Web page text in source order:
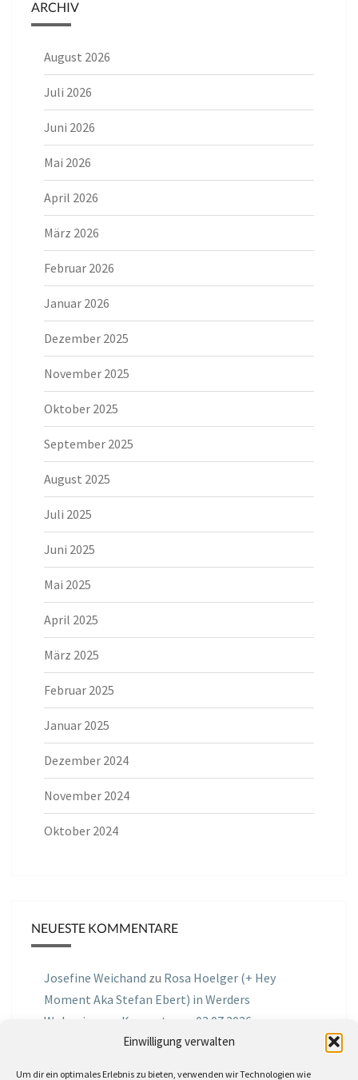
Einwilligung verwalten
Um dir ein optimales Erlebnis zu bieten, verwenden wir Technologien wie
ARCHIV
August 2026
Juli 2026
Juni 2026
Mai 2026
April 2026
März 2026
Februar 2026
Januar 2026
Dezember 2025
November 2025
Oktober 2025
September 2025
August 2025
Juli 2025
Juni 2025
Mai 2025
April 2025
März 2025
Februar 2025
Januar 2025
Dezember 2024
November 2024
Oktober 2024
NEUESTE KOMMENTARE
Josefine Weichand zu Rosa Hoelger (+ Hey
Moment Aka Stefan Ebert) in Werders
Wohnzimmer Konzerte am 03.07.2026